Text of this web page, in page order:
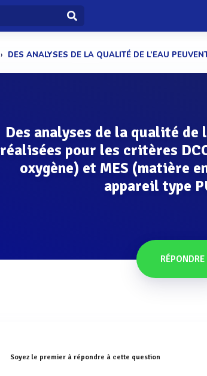
DES ANALYSES DE LA QUALITÉ DE L’EAU
Des analyses de la qualité de
réalisées pour les critères
oxygène) et MES (matière
appareil type
RÉPONDRE
Soyez le premier à répondre à cette question